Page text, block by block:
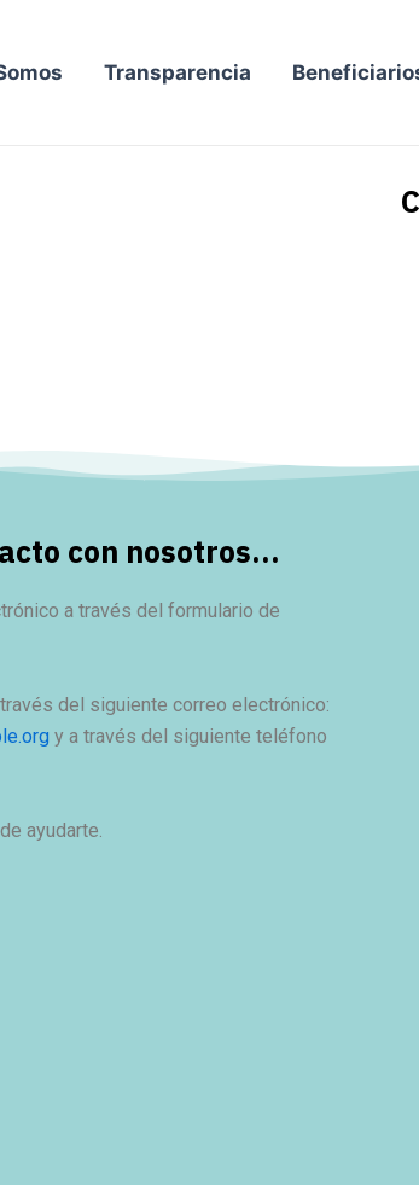
Transparencia
con nosotros...
a través del formulario de
del siguiente correo electrónico:
y a través del siguiente teléfono
ayudarte.